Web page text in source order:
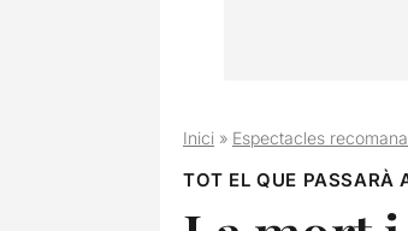
Inici» Espectacles
TOT EL QUE PASSARÀ